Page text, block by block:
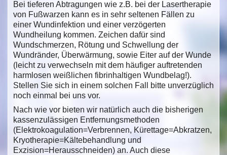
Bei tieferen Abtragungen wie z.B. bei der Lasertherapie
von Fußwarzen kann es in sehr seltenen Fällen zu
einer Wundinfektion und einer verzögerten
Wundheilung kommen. Zeichen dafür sind
Wundschmerzen, Rötung und Schwellung der
Wundränder, Überwärmung, sowie Eiter auf der Wunde
(leicht zu verwechseln mit dem häufiger auftretenden
harmlosen weißlichen fibrinhaltigen Wundbelag!).
Stellen Sie sich in einem solchen Fall bitte unverzüglich
noch einmal bei uns vor.
Nach wie vor bieten wir natürlich auch die bisherigen
kassenzulässigen Entfernungsmethoden
(Elektrokoagulation=Verbrennen, Kürettage=Abkratzen,
Kryotherapie=Kältebehandlung und
Exzision=Herausschneiden) an. Auch diese